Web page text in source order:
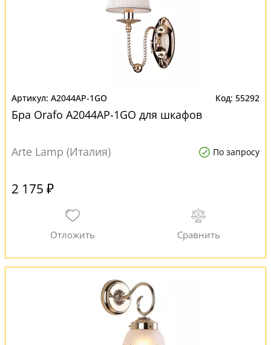
A2044AP-1GO 55292
Бра Orafo A2044AP-1GO для шкафов
Arte Lamp (Италия) По запросу
2 175 ₽